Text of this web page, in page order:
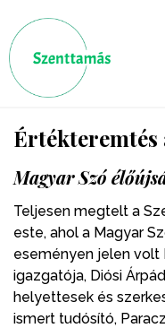
Értékteremtés
Magyar Szó
Teljesen megtelt a
este, ahol a Magyar
eseményen jelen volt
igazgatója, Diósi
helyettesek és
ismert tudósító,